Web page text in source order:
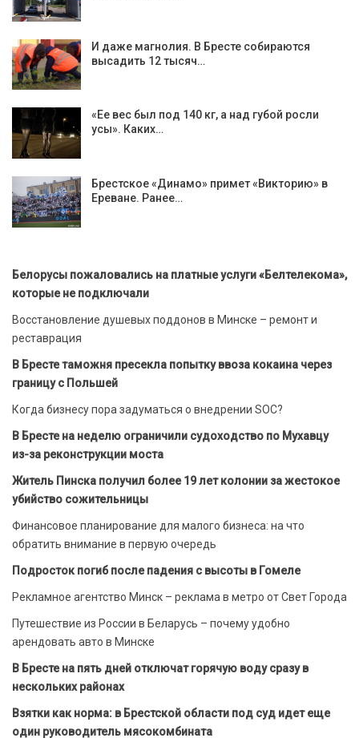
И даже магнолия. В Бресте собираются
высадить 12 тысяч…
«Ее вес был под 140 кг, а над губой росли
усы». Каких…
Брестское «Динамо» примет «Викторию» в
Ереване. Ранее…
Белорусы пожаловались на платные услуги «Белтелекома»,
которые не подключали
Восстановление душевых поддонов в Минске – ремонт и
реставрация
В Бресте таможня пресекла попытку ввоза кокаина через
границу с Польшей
Когда бизнесу пора задуматься о внедрении SOC?
В Бресте на неделю ограничили судоходство по Мухавцу
из-за реконструкции моста
Житель Пинска получил более 19 лет колонии за жестокое
убийство сожительницы
Финансовое планирование для малого бизнеса: на что
обратить внимание в первую очередь
Подросток погиб после падения с высоты в Гомеле
Рекламное агентство Минск – реклама в метро от Свет Города
Путешествие из России в Беларусь – почему удобно
арендовать авто в Минске
В Бресте на пять дней отключат горячую воду сразу в
нескольких районах
Взятки как норма: в Брестской области под суд идет еще
один руководитель мясокомбината